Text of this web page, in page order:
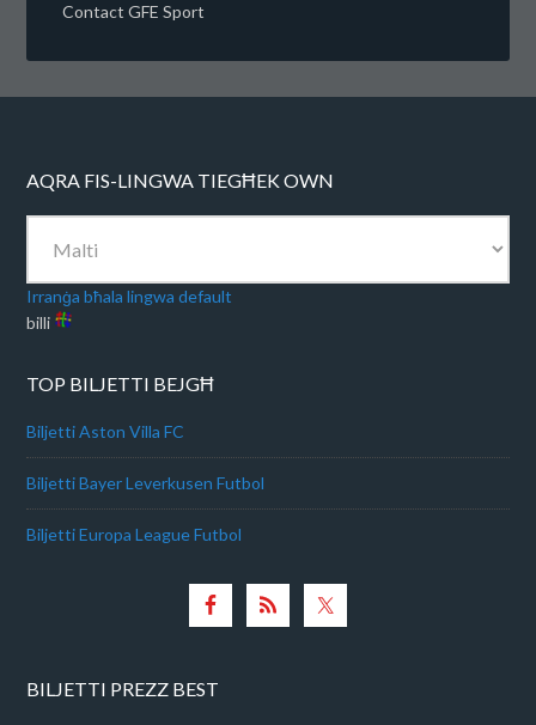
Contact GFE Sport
AQRA FIS-LINGWA TIEGĦEK OWN
Irranġa bħala lingwa default
billi
TOP BILJETTI BEJGĦ
Biljetti Aston Villa FC
Biljetti Bayer Leverkusen Futbol
Biljetti Europa League Futbol
BILJETTI PREZZ BEST